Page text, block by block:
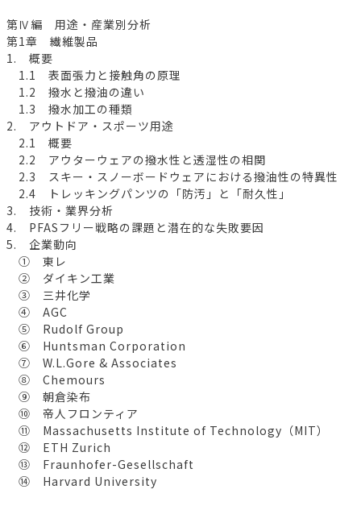
第Ⅳ編 用途・産業別分析
第1章 繊維製品
1. 概要
1.1 表面張力と接触角の原理
1.2 撥水と撥油の違い
1.3 撥水加工の種類
2. アウトドア・スポーツ用途
2.1 概要
2.2 アウターウェアの撥水性と透湿性の相関
2.3 スキー・スノーボードウェアにおける撥油性の特異性
2.4 トレッキングパンツの「防汚」と「耐久性」
3. 技術・業界分析
4. PFASフリー戦略の課題と潜在的な失敗要因
5. 企業動向
① 東レ
② ダイキン工業
③ 三井化学
④ AGC
⑤ Rudolf Group
⑥ Huntsman Corporation
⑦ W.L.Gore & Associates
⑧ Chemours
⑨ 朝倉染布
⑩ 帝人フロンティア
⑪ Massachusetts Institute of Technology（MIT）
⑫ ETH Zurich
⑬ Fraunhofer-Gesellschaft
⑭ Harvard University